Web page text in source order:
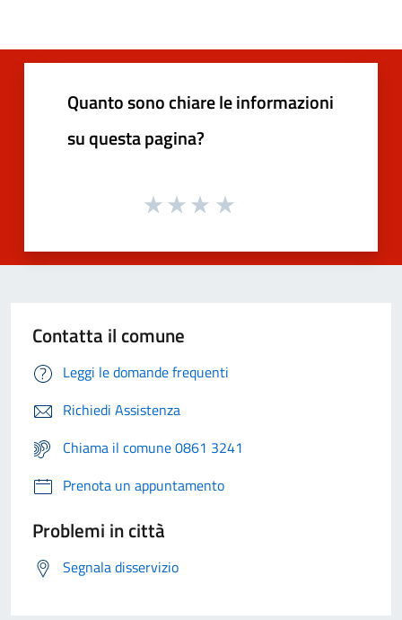
Quanto sono chiare le informazioni
su questa pagina?
Contatta il comune
Leggi le domande frequenti
Richiedi Assistenza
Chiama il comune 0861 3241
Prenota un appuntamento
Problemi in città
Segnala disservizio